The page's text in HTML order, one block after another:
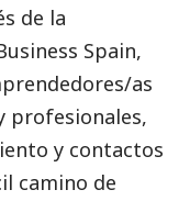
de la
Spain,
as
profesionales,
y contactos
camino de